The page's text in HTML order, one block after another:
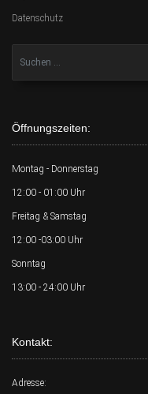
Datenschutz
Öffnungszeiten:
Montag - Donnerstag
12:00 - 01:00 Uhr
Freitag & Samstag
12:00 -03:00 Uhr
Sonntag
13:00 - 24:00 Uhr
Kontakt:
Adresse: